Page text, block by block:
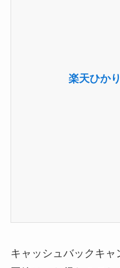
楽天ひかり
キャッシュバックキ